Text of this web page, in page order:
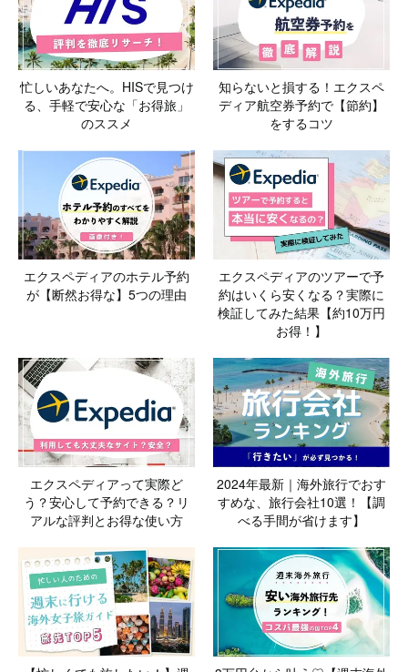
忙しいあなたへ。HISで見つけ
る、手軽で安心な「お得旅」
のススメ
知らないと損する！エクスペ
ディア航空券予約で【節約】
をするコツ
エクスペディアのホテル予約
が【断然お得な】5つの理由
エクスペディアのツアーで予
約はいくら安くなる？実際に
検証してみた結果【約10万円
お得！】
エクスペディアって実際ど
う？安心して予約できる？リ
アルな評判とお得な使い方
2024年最新｜海外旅行でおす
すめな、旅行会社10選！【調
べる手間が省けます】